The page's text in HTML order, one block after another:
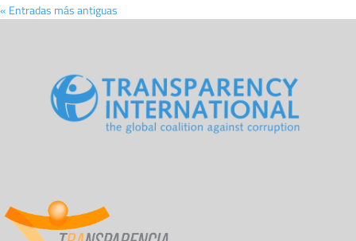
« Entradas más antiguas